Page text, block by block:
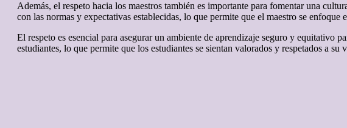
Además, el respeto hacia los maestros también es importante para fomentar una
con las normas y expectativas establecidas, lo que permite que el maestro se enfoque
El respeto es esencial para asegurar un ambiente de aprendizaje seguro y equitativo
estudiantes, lo que permite que los estudiantes se sientan valorados y respetados a su